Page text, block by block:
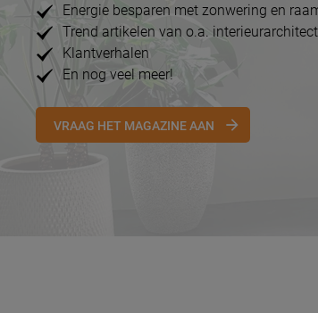
Energie besparen met zonwering en
Trend artikelen van o.a.
Klantverhalen
En nog veel meer!
VRAAG HET MAGAZINE AAN